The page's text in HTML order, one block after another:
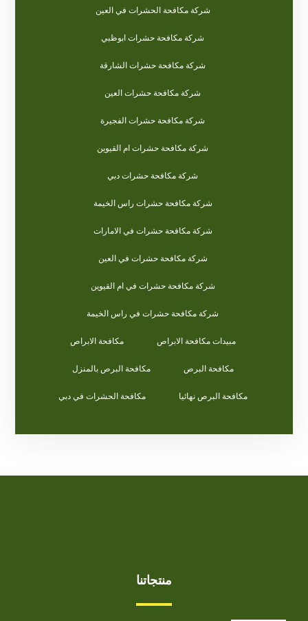
شركة مكافحة الحشرات في العين
شركة مكافحة حشرات ابوظبي
شركة مكافحة حشرات الشارقة
شركة مكافحة حشرات العين
شركة مكافحة حشرات الفجيرة
شركة مكافحة حشرات ام القيوين
شركة مكافحة حشرات دبي
شركة مكافحة حشرات راس الخيمة
شركة مكافحة حشرات في الامارات
شركة مكافحة حشرات في العين
شركة مكافحة حشرات في ام القيوين
شركة مكافحة حشرات في راس الخيمة
مبيدات مكافحة الابراص مكافحة الابراص
مكافحة البرص مكافحة البرص بالمنزل
مكافحة البرص نهائيا مكافحة الحشرات في دبي
منتجاتنا